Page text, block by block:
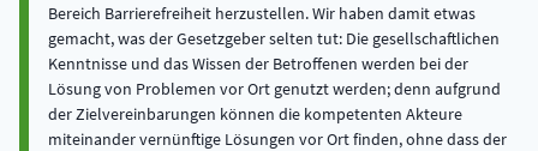
Bereich Barrierefreiheit herzustellen. Wir haben damit etwas
gemacht, was der Gesetzgeber selten tut: Die gesellschaftlichen
Kenntnisse und das Wissen der Betroffenen werden bei der
Lösung von Problemen vor Ort genutzt werden; denn aufgrund
der Zielvereinbarungen können die kompetenten Akteure
miteinander vernünftige Lösungen vor Ort finden, ohne dass der